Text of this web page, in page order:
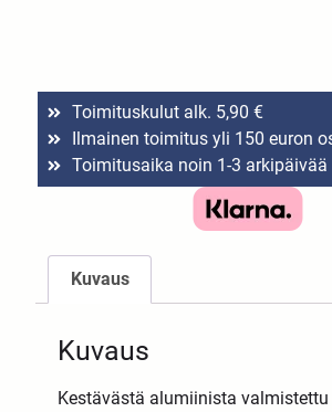
Toimituskulut alk. 5,90 €
Ilmainen toimitus yli 150 euron
Toimitusaika noin 1-3 arkipäivää
Kuvaus
Kuvaus
Kestävästä alumiinista